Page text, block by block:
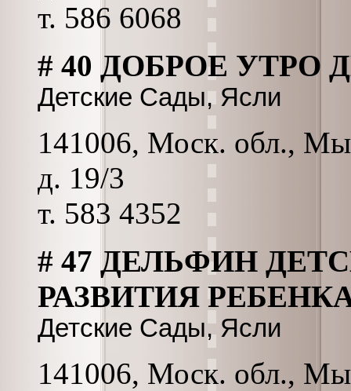
т. 586 6068
# 40 ДОБРОЕ УТРО
Детские Сады, Ясли
141006, Моск. обл.,
д. 19/3
т. 583 4352
# 47 ДЕЛЬФИН
РАЗВИТИЯ
Детские Сады, Ясли
141006, Моск. обл.,